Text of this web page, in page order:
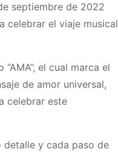
septiembre de 2022
celebrar el viaje musical
el cual marca el
de amor universal,
celebrar este
detalle y cada paso de